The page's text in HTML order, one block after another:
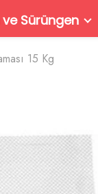
Sürüngen
15 Kg